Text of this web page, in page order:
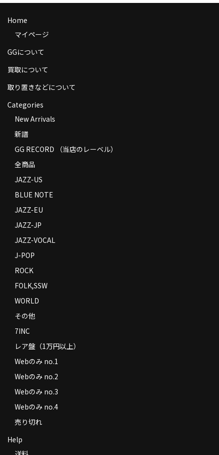
送料
商品の発送
返品
コンディション
Privacy Policy
特定商取引法に基づく表示
Contact
Home
マイページ
GGについて
買取について
取り置きなどについて
Categories
New Arrivals
新譜
GG RECORD （当店のレーベル）
全商品
JAZZ-US
BLUE NOTE
JAZZ-EU
JAZZ-JP
JAZZ-VOCAL
J-POP
ROCK
FOLK,SSW
WORLD
その他
7INC
レア盤（1万円以上）
Webのみ no.1
Webのみ no.2
Webのみ no.3
Webのみ no.4
売り切れ
Help